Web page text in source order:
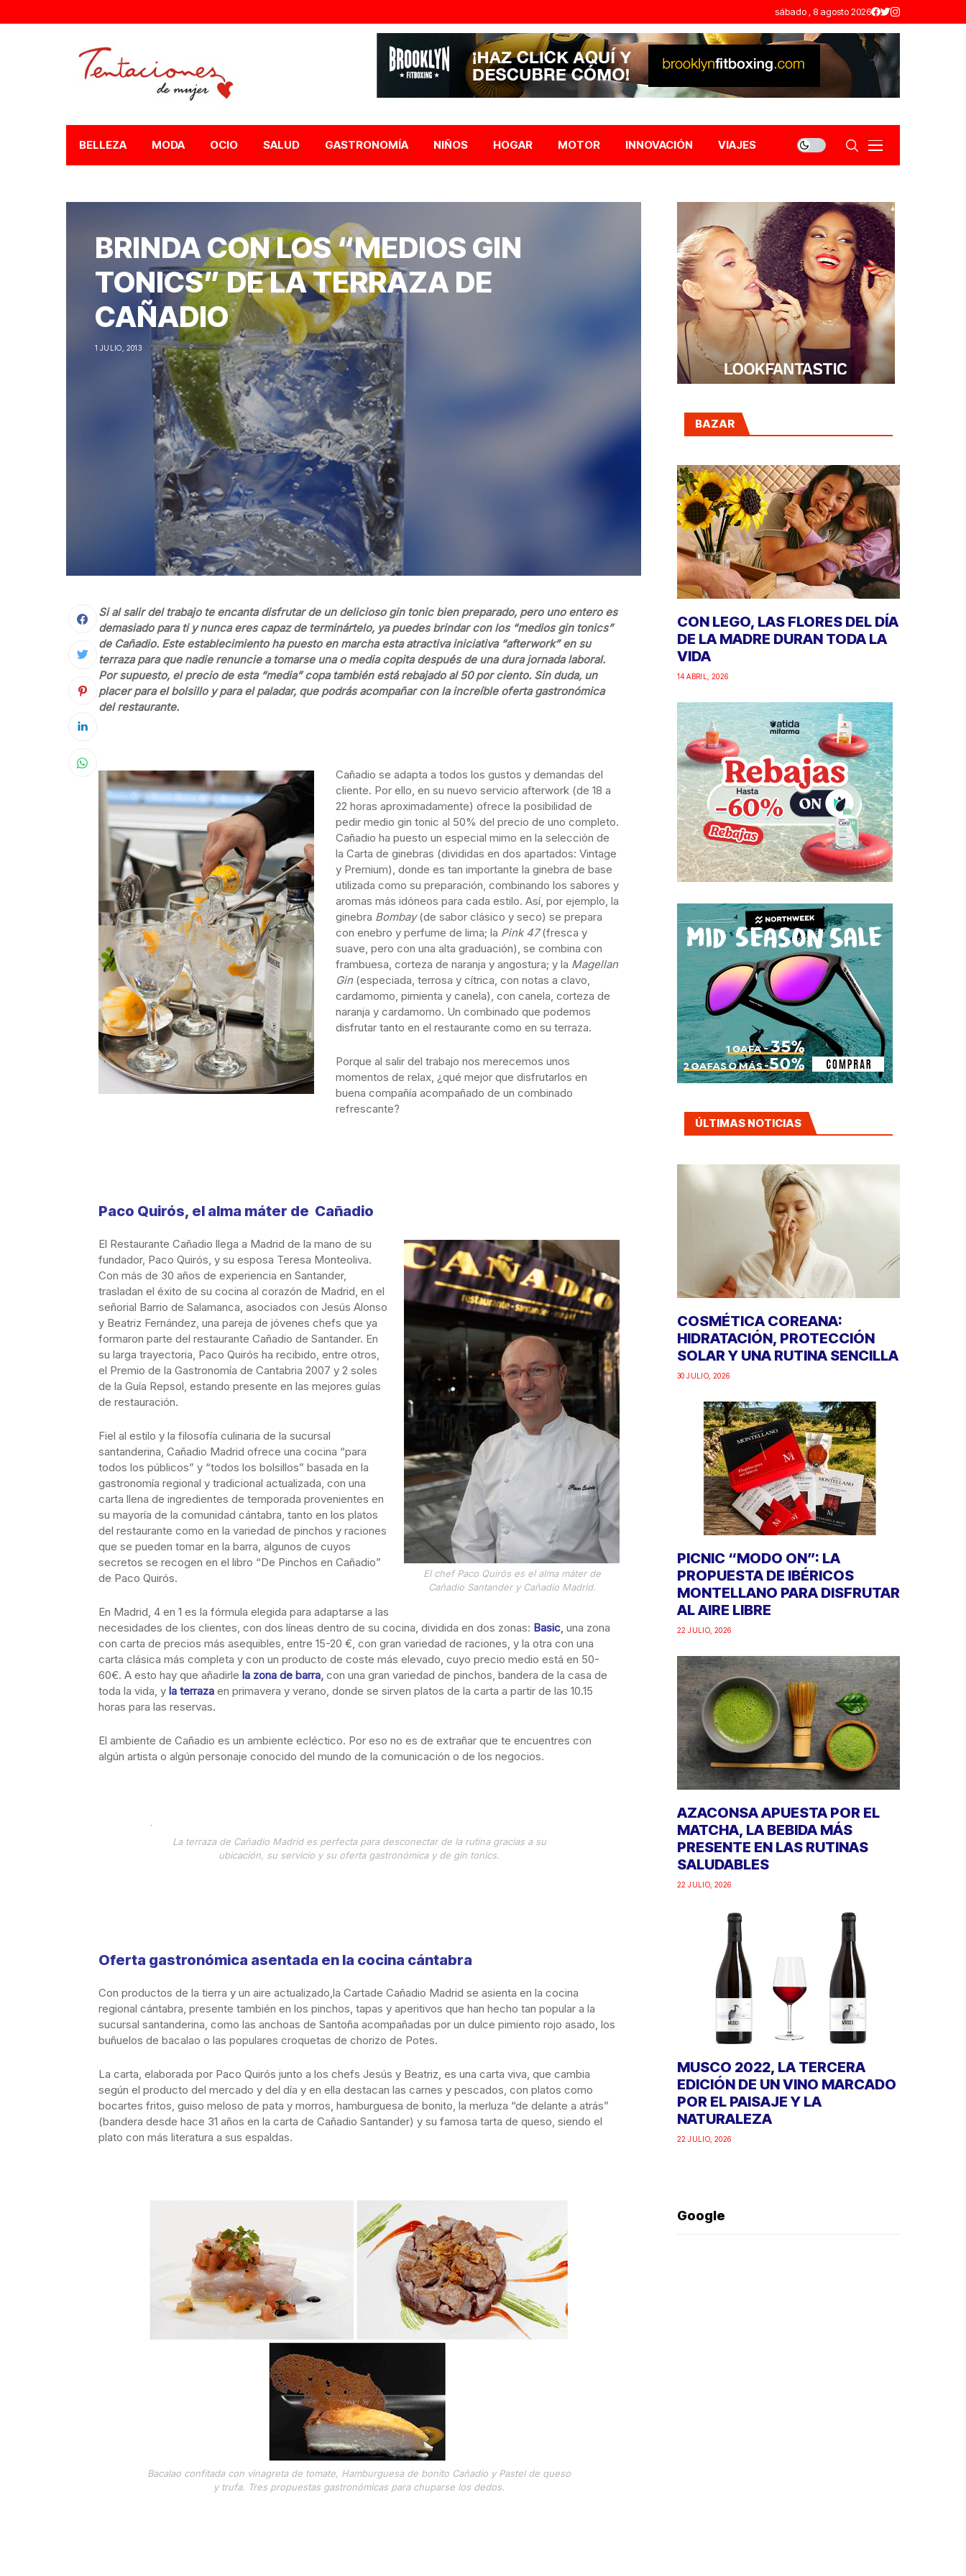
sábado , 8 agosto 2026
BELLEZA MODA OCIO SALUD GASTRONOMÍA NIÑOS HOGAR MOTOR INNOVACIÓN VIAJES
BRINDA CON LOS “MEDIOS GIN
TONICS” DE LA TERRAZA DE
CAÑADIO
1 JULIO, 2013
Si al salir del trabajo te encanta disfrutar de un delicioso gin tonic bien preparado, pero uno entero es
demasiado para ti y nunca eres capaz de terminártelo, ya puedes brindar con los “medios gin tonics”
de Cañadio. Este establecimiento ha puesto en marcha esta atractiva iniciativa “afterwork” en su
terraza para que nadie renuncie a tomarse una o media copita después de una dura jornada laboral.
Por supuesto, el precio de esta “media” copa también está rebajado al 50 por ciento. Sin duda, un
placer para el bolsillo y para el paladar, que podrás acompañar con la increíble oferta gastronómica
del restaurante.
Cañadio se adapta a todos los gustos y demandas del
cliente. Por ello, en su nuevo servicio afterwork (de 18 a
22 horas aproximadamente) ofrece la posibilidad de
pedir medio gin tonic al 50% del precio de uno completo.
Cañadio ha puesto un especial mimo en la selección de
la Carta de ginebras (divididas en dos apartados: Vintage
y Premium), donde es tan importante la ginebra de base
utilizada como su preparación, combinando los sabores y
aromas más idóneos para cada estilo. Así, por ejemplo, la
ginebra Bombay(de sabor clásico y seco) se prepara
con enebro y perfume de lima; la Pink 47(fresca y
suave, pero con una alta graduación), se combina con
frambuesa, corteza de naranja y angostura; y la Magellan
Gin (especiada, terrosa y cítrica, con notas a clavo,
cardamomo, pimienta y canela), con canela, corteza de
naranja y cardamomo. Un combinado que podemos
disfrutar tanto en el restaurante como en su terraza.
Porque al salir del trabajo nos merecemos unos
momentos de relax, ¿qué mejor que disfrutarlos en
buena compañía acompañado de un combinado
refrescante?
Paco Quirós, el alma máter de Cañadio
El chef Paco Quirós es el alma máter de
Cañadio Santander y Cañadio Madrid.
El Restaurante Cañadio llega a Madrid de la mano de su
fundador, Paco Quirós, y su esposa Teresa Monteoliva.
Con más de 30 años de experiencia en Santander,
trasladan el éxito de su cocina al corazón de Madrid, en el
señorial Barrio de Salamanca, asociados con Jesús Alonso
y Beatriz Fernández, una pareja de jóvenes chefs que ya
formaron parte del restaurante Cañadio de Santander. En
su larga trayectoria, Paco Quirós ha recibido, entre otros,
el Premio de la Gastronomía de Cantabria 2007 y 2 soles
de la Guía Repsol, estando presente en las mejores guías
de restauración.
Fiel al estilo y la filosofía culinaria de la sucursal
santanderina, Cañadio Madrid ofrece una cocina “para
todos los públicos” y “todos los bolsillos” basada en la
gastronomía regional y tradicional actualizada, con una
carta llena de ingredientes de temporada provenientes en
su mayoría de la comunidad cántabra, tanto en los platos
del restaurante como en la variedad de pinchos y raciones
que se pueden tomar en la barra, algunos de cuyos
secretos se recogen en el libro “De Pinchos en Cañadio”
de Paco Quirós.
En Madrid, 4 en 1 es la fórmula elegida para adaptarse a las
necesidades de los clientes, con dos líneas dentro de su cocina, dividida en dos zonas: Basic, una zona
con carta de precios más asequibles, entre 15-20 €, con gran variedad de raciones, y la otra con una
carta clásica más completa y con un producto de coste más elevado, cuyo precio medio está en 50-
60€. A esto hay que añadirle la zona de barra, con una gran variedad de pinchos, bandera de la casa de
toda la vida, y la terraza en primavera y verano, donde se sirven platos de la carta a partir de las 10.15
horas para las reservas.
El ambiente de Cañadio es un ambiente ecléctico. Por eso no es de extrañar que te encuentres con
algún artista o algún personaje conocido del mundo de la comunicación o de los negocios.
La terraza de Cañadio Madrid es perfecta para desconectar de la rutina gracias a su
ubicación, su servicio y su oferta gastronómica y de gin tonics.
Oferta gastronómica asentada en la cocina cántabra
Con productos de la tierra y un aire actualizado,la Cartade Cañadio Madrid se asienta en la cocina
regional cántabra, presente también en los pinchos, tapas y aperitivos que han hecho tan popular a la
sucursal santanderina, como las anchoas de Santoña acompañadas por un dulce pimiento rojo asado, los
buñuelos de bacalao o las populares croquetas de chorizo de Potes.
La carta, elaborada por Paco Quirós junto a los chefs Jesús y Beatriz, es una carta viva, que cambia
según el producto del mercado y del día y en ella destacan las carnes y pescados, con platos como
bocartes fritos, guiso meloso de pata y morros, hamburguesa de bonito, la merluza “de delante a atrás”
(bandera desde hace 31 años en la carta de Cañadio Santander) y su famosa tarta de queso, siendo el
plato con más literatura a sus espaldas.
Bacalao confitada con vinagreta de tomate, Hamburguesa de bonito Cañadio y Pastel de queso
y trufa. Tres propuestas gastronómicas para chuparse los dedos.
BAZAR
CON LEGO, LAS FLORES DEL DÍA
DE LA MADRE DURAN TODA LA
VIDA
14 ABRIL, 2026
ÚLTIMAS NOTICIAS
COSMÉTICA COREANA:
HIDRATACIÓN, PROTECCIÓN
SOLAR Y UNA RUTINA SENCILLA
30 JULIO, 2026
PICNIC “MODO ON”: LA
PROPUESTA DE IBÉRICOS
MONTELLANO PARA DISFRUTAR
AL AIRE LIBRE
22 JULIO, 2026
AZACONSA APUESTA POR EL
MATCHA, LA BEBIDA MÁS
PRESENTE EN LAS RUTINAS
SALUDABLES
22 JULIO, 2026
MUSCO 2022, LA TERCERA
EDICIÓN DE UN VINO MARCADO
POR EL PAISAJE Y LA
NATURALEZA
22 JULIO, 2026
Google